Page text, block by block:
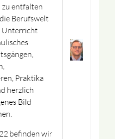
entfalten
Berufswelt
Unterricht
Praktika
herzlich
Bild
befinden wir